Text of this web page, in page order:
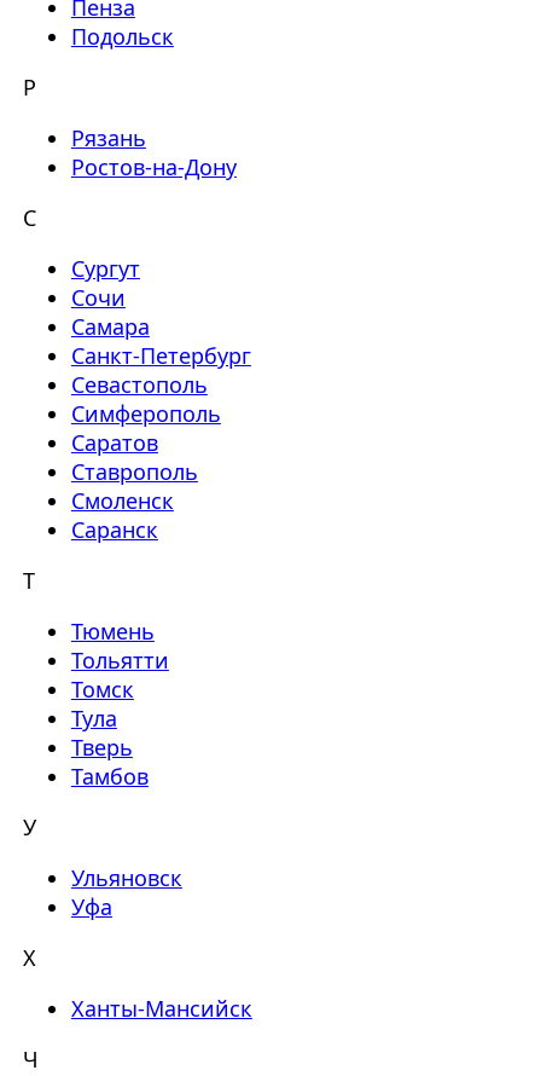
Пенза
Подольск
Р
Рязань
Ростов-на-Дону
С
Сургут
Сочи
Самара
Санкт-Петербург
Севастополь
Симферополь
Саратов
Ставрополь
Смоленск
Саранск
Т
Тюмень
Тольятти
Томск
Тула
Тверь
Тамбов
У
Ульяновск
Уфа
Х
Ханты-Мансийск
Ч